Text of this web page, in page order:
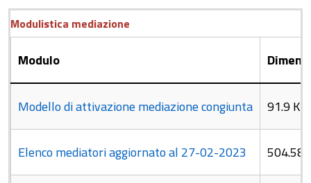
Modulistica mediazione
Modulo
Modello di attivazione mediazione congiunta 91.9 KB
Elenco mediatori aggiornato al 27-02-2023 504.58